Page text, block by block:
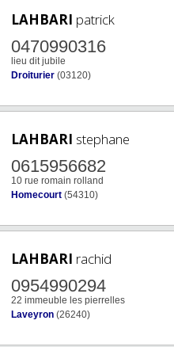
LAHBARI patrick
0470990316
lieu dit jubile
Droiturier (03120)
LAHBARI stephane
0615956682
10 rue romain rolland
Homecourt (54310)
LAHBARI rachid
0954990294
22 immeuble les pierrelles
Laveyron (26240)